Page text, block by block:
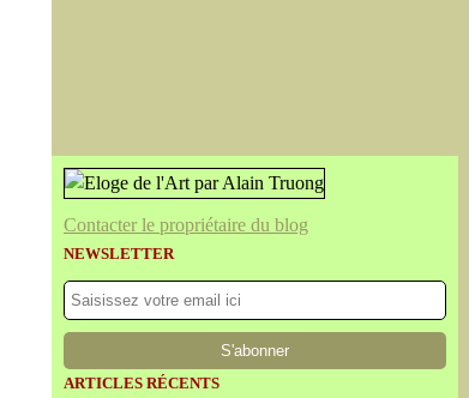
Contacter le propriétaire du blog
NEWSLETTER
ARTICLES RÉCENTS